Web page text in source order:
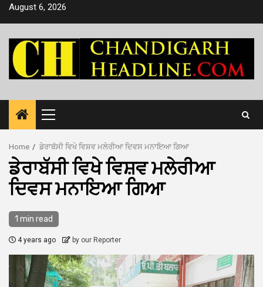
SkipAugust 6, 2026
Primary
Menu
Home ਡੇਰਾਬੱਸੀ ਵਿਖੇ ਵਿਸ਼ਵ ਮਲੇਰੀਆ ਦਿਵਸ ਮਨਾਇਆ ਗਿਆ
ਡੇਰਾਬੱਸੀ ਵਿਖੇ ਵਿਸ਼ਵ ਮਲੇਰੀਆ
ਦਿਵਸ ਮਨਾਇਆ ਗਿਆ
1 min read
4 years ago by our Reporter